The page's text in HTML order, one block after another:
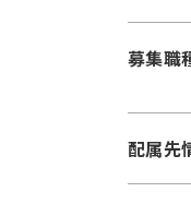
役職や役員
ちしておりま
募集職
配属先